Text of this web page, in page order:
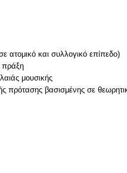
ατομικό και συλλογικό επίπεδο)
πράξη
μουσικής
πρότασης βασισμένης σε